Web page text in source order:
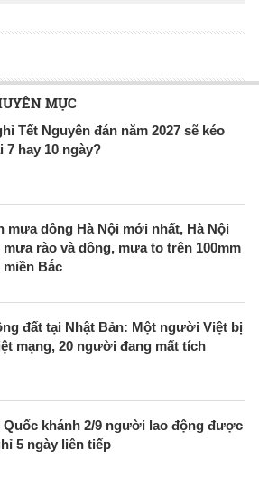
MỤC
Tết Nguyên đán năm 2027 sẽ kéo
7 hay 10 ngày?
mưa dông Hà Nội mới nhất, Hà Nội
mưa rào và dông, mưa to trên 100mm
miền Bắc
đất tại Nhật Bản: Một người Việt bị
mạng, 20 người đang mất tích
Quốc khánh 2/9 người lao động được
5 ngày liên tiếp